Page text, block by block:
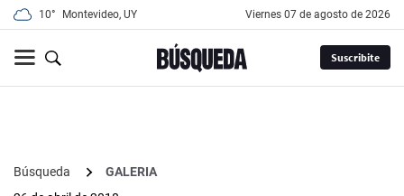
10° Montevideo, UY viernes 07 de agosto de 2026
Suscribite
Búsqueda
GALERIA